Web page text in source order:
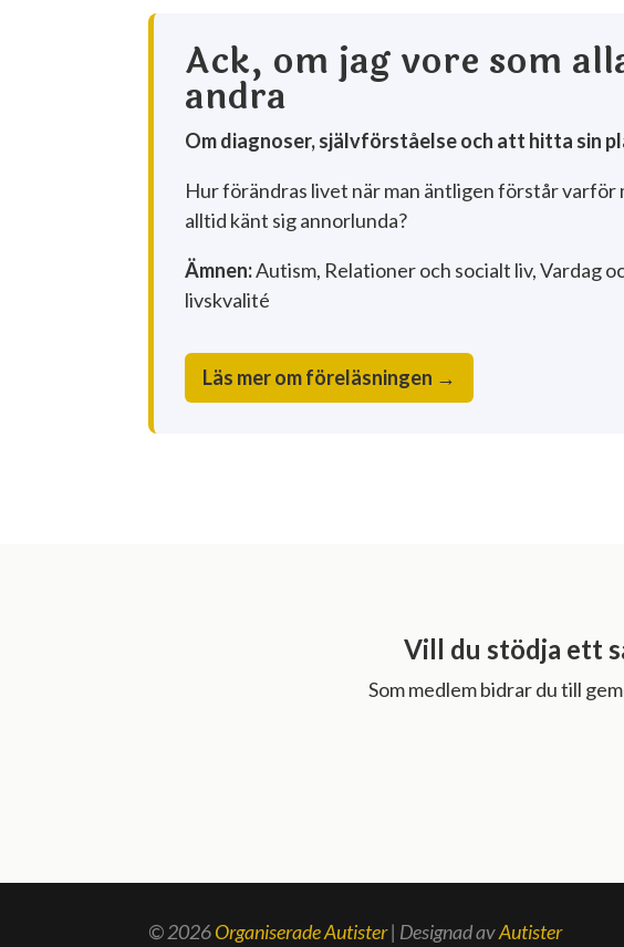
Ack, om jag vore som
andra
Om diagnoser, självförståelse och att hitta sin
Hur förändras livet när man äntligen förstår varför
alltid känt sig annorlunda?
Ämnen:Autism, Relationer och socialt liv, Vardag
livskvalité
Läs mer om föreläsningen →
Vill du stödja ett
Som medlem bidrar du till
© 2026Organiserade Autister| Designad avAutister